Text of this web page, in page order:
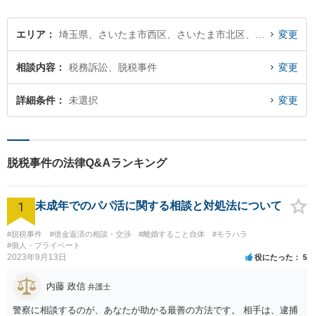
エリア 変更
相談内容 税務訴訟、脱税事件 変更
詳細条件 未選択 変更
脱税事件の法律Q&Aランキング
1 未成年でのパパ活に関する相談と対処法について
#脱税事件 #借金返済の相談・交渉 #離婚すること自体
#モラハラ
#個人・プライベート
2023年9月13日 役にたった 5
内藤 政信 弁護士
警察に相談するのが、あなたが助かる最善の方法です。 相手は、逮捕